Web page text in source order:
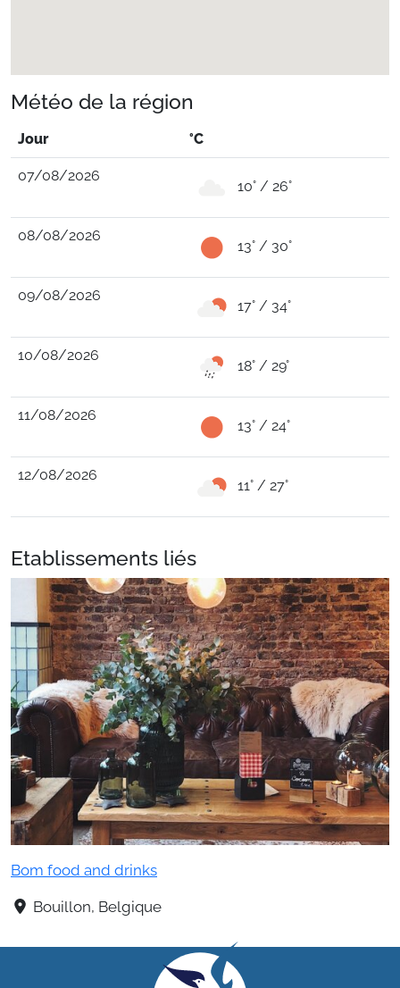
Météo de la région
Jour °C
07/08/2026
10° / 26°
08/08/2026
13° / 30°
09/08/2026
17° / 34°
10/08/2026
18° / 29°
11/08/2026
13° / 24°
12/08/2026
11° / 27°
Etablissements liés
Bom food and drinks
Bouillon, Belgique